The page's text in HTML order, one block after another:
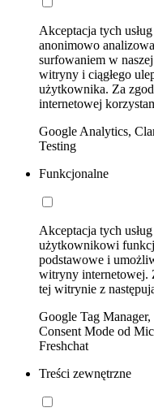
Akceptacja tych
anonimowo
surfowaniem w
witryny i ciągłego
użytkownika. Za
internetowej
Google Analytics,
Testing
Funkcjonalne
Akceptacja tych
użytkownikowi
podstawowe i
witryny internetowej.
tej witrynie z
Google Tag
Consent Mode od
Freshchat
Treści zewnętrzne